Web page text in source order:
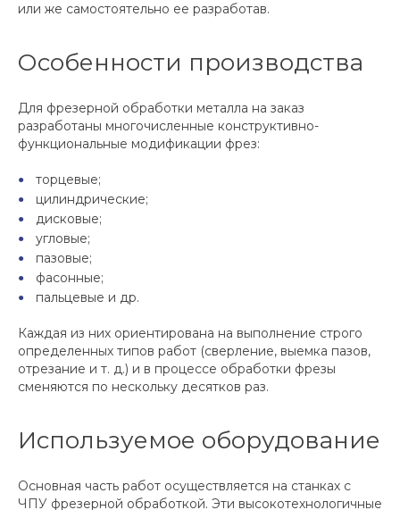
или же самостоятельно ее разработав.
Особенности производства
Для фрезерной обработки металла на заказ
разработаны многочисленные конструктивно-
функциональные модификации фрез:
торцевые;
цилиндрические;
дисковые;
угловые;
пазовые;
фасонные;
пальцевые и др.
Каждая из них ориентирована на выполнение строго
определенных типов работ (сверление, выемка пазов,
отрезание и т. д.) и в процессе обработки фрезы
сменяются по нескольку десятков раз.
Используемое оборудование
Основная часть работ осуществляется на станках с
ЧПУ фрезерной обработкой. Эти высокотехнологичные